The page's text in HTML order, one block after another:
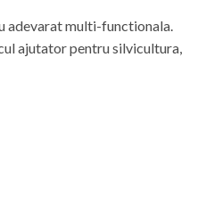
adevarat multi-functionala.
ajutator pentru silvicultura,